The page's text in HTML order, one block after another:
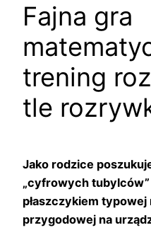
Fajna gra
trening
tle
Jako rodzice
„cyfrowych
płaszczykiem
przygodowej na